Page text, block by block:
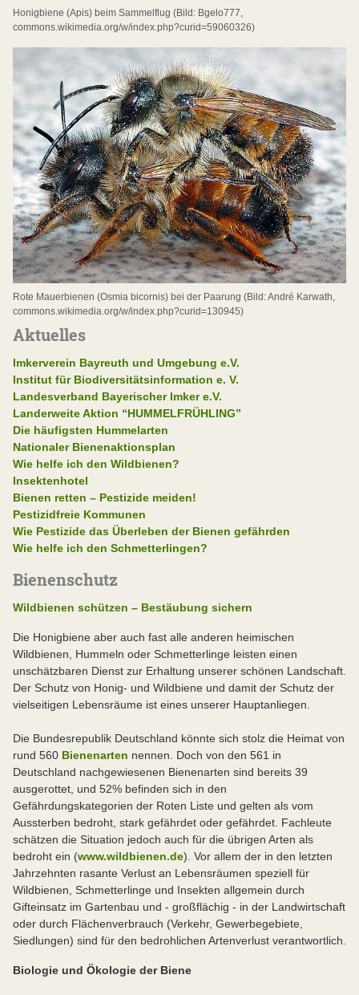
Honigbiene (Apis) beim Sammelflug (Bild: Bgelo777,
commons.wikimedia.org/w/index.php?curid=59060326)
Rote Mauerbienen (Osmia bicornis) bei der Paarung (Bild: André Karwath,
commons.wikimedia.org/w/index.php?curid=130945)
Aktuelles
Imkerverein Bayreuth und Umgebung e.V.
Institut für Biodiversitätsinformation e. V.
Landesverband Bayerischer Imker e.V.
Landerweite Aktion “HUMMELFRÜHLING”
Die häufigsten Hummelarten
Nationaler Bienenaktionsplan
Wie helfe ich den Wildbienen?
Insektenhotel
Bienen retten – Pestizide meiden!
Pestizidfreie Kommunen
Wie Pestizide das Überleben der Bienen gefährden
Wie helfe ich den Schmetterlingen?
Bienenschutz
Wildbienen schützen – Bestäubung sichern
Die Honigbiene aber auch fast alle anderen heimischen
Wildbienen, Hummeln oder Schmetterlinge leisten einen
unschätzbaren Dienst zur Erhaltung unserer schönen Landschaft.
Der Schutz von Honig- und Wildbiene und damit der Schutz der
vielseitigen Lebensräume ist eines unserer Hauptanliegen.
Die Bundesrepublik Deutschland könnte sich stolz die Heimat von
rund 560 Bienenarten nennen. Doch von den 561 in
Deutschland nachgewiesenen Bienenarten sind bereits 39
ausgerottet, und 52% befinden sich in den
Gefährdungskategorien der Roten Liste und gelten als vom
Aussterben bedroht, stark gefährdet oder gefährdet. Fachleute
schätzen die Situation jedoch auch für die übrigen Arten als
bedroht ein (www.wildbienen.de). Vor allem der in den letzten
Jahrzehnten rasante Verlust an Lebensräumen speziell für
Wildbienen, Schmetterlinge und Insekten allgemein durch
Gifteinsatz im Gartenbau und - großflächig - in der Landwirtschaft
oder durch Flächenverbrauch (Verkehr, Gewerbegebiete,
Siedlungen) sind für den bedrohlichen Artenverlust verantwortlich.
Biologie und Ökologie der Biene